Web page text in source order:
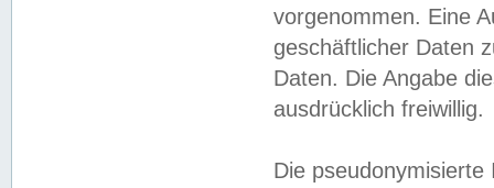
vorgenommen. Eine
geschäftlicher Daten
Daten. Die Angabe
ausdrücklich freiwillig.
Die